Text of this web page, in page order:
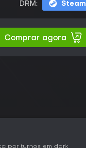
DRM: Steam
Comprar agora
por turnos em dark